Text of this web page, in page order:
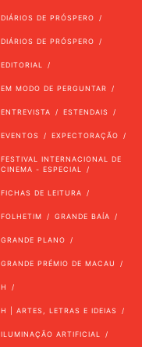
DIÁRIOS DE PRÓSPERO
DIÁRIOS DE PRÓSPERO
EDITORIAL
EM MODO DE PERGUNTAR
ENTREVISTA ESTENDAIS
EVENTOS EXPECTORAÇÃO
FESTIVAL INTERNACIONAL DE
CINEMA - ESPECIAL
FICHAS DE LEITURA
FOLHETIM GRANDE BAÍA
GRANDE PLANO
GRANDE PRÉMIO DE MACAU
H
H | ARTES, LETRAS E IDEIAS
ILUMINAÇÃO ARTIFICIAL